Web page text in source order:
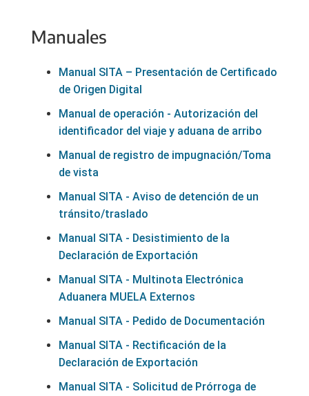
Manuales
Manual SITA – Presentación de Certificado
de Origen Digital
Manual de operación - Autorización del
identificador del viaje y aduana de arribo
Manual de registro de impugnación/Toma
de vista
Manual SITA - Aviso de detención de un
tránsito/traslado
Manual SITA - Desistimiento de la
Declaración de Exportación
Manual SITA - Multinota Electrónica
Aduanera MUELA Externos
Manual SITA - Pedido de Documentación
Manual SITA - Rectificación de la
Declaración de Exportación
Manual SITA - Solicitud de Prórroga de